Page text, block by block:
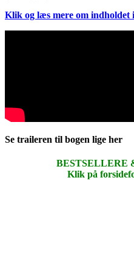
Klik og læs mere om indholdet
Se traileren til bogen lige her
BESTSELLERE
Klik på